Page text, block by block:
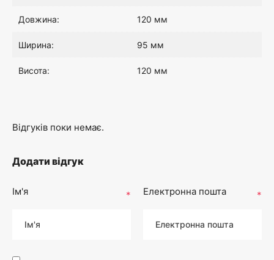
Довжина: 120 мм
Ширина: 95 мм
Висота: 120 мм
Відгуків поки немає.
Додати відгук
Ім'я * Електронна пошта *